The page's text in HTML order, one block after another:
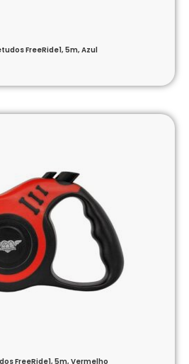
FreeRide1, 5m, Azul
FreeRide1, 5m, Vermelho